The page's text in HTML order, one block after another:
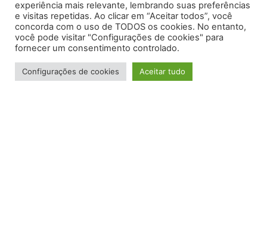
setor privado em florestas.
experiência mais relevante, lembrando suas preferências
e visitas repetidas. Ao clicar em “Aceitar todos”, você
concorda com o uso de TODOS os cookies. No entanto,
você pode visitar "Configurações de cookies" para
fornecer um consentimento controlado.
Configurações de cookies Aceitar tudo